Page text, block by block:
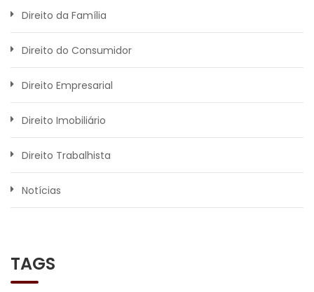
Direito da Família
Direito do Consumidor
Direito Empresarial
Direito Imobiliário
Direito Trabalhista
Notícias
TAGS